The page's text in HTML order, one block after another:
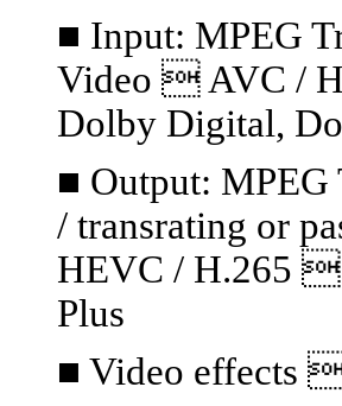
■ Input: MPEG
Video  AVC /
Dolby Digital,
■ Output:
/ transrating or
HEVC / H.265
Plus
■ Video effects